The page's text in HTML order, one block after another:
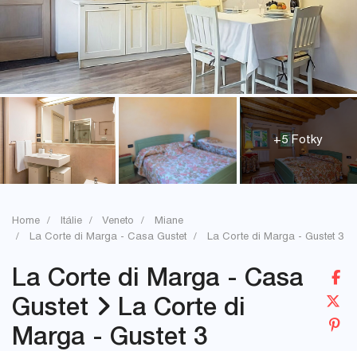
+5 Fotky
Home Itálie Veneto
Miane
La Corte di Marga - Casa Gustet
La Corte di Marga - Gustet 3
La Corte di Marga - Casa
Gustet
La Corte di
Marga - Gustet 3